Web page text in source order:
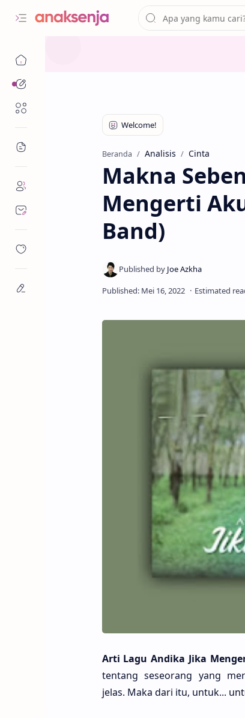
Beranda Analisis Cinta
Makna
Mengerti
Band)
Arti Lagu Andi­ka Jika
ten­tang seseo­rang yang
jelas. Maka dari itu, untuk...